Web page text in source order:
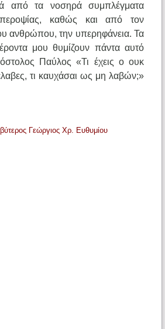
από τα νοσηρά συμπλέγματα
καθώς και από τον
ανθρώπου, την υπερηφάνεια. Τα
μου θυμίζουν πάντα αυτό
Παύλος «Τι έχεις ο ουκ
τι καυχάσαι ως μη λαβών;»
Γεώργιος Χρ. Ευθυμίου